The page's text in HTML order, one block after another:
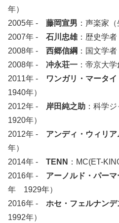
年）
2005年 - 藤岡宣男 ：声楽家
2007年 - 石川忠雄：歴史学
2008年 - 西郷信綱 ：国文学
2008年 - 冲永荘一 ：帝京大
2011年 -
ワンガリ・マータイ
1940年）
2012年 -
岸田純之助 ：科学
1920年）
2012年 - アンディ・ウィリア
年）
2014年 - TENN ：MC(ET-
2016年 - アーノルド・パーマ
年 1929年）
2016年 - ホセ・フェルナンデ
1992年）